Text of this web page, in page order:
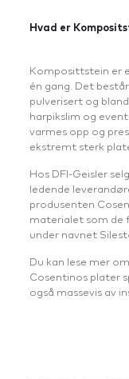
Hvad er
Komposittstein er
én gang. Det
pulverisert og
harpikslim og
varmes opp og
ekstremt sterk
Hos DFI-Geisler
ledende
produsenten
materialet som de
under navnet
Du kan lese mer
Cosentinos plater
også massevis av